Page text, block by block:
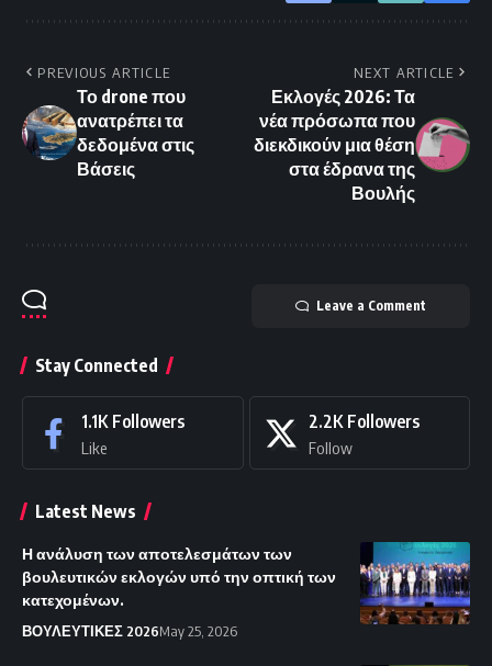
PREVIOUS ARTICLE
Το drone που
ανατρέπει τα
δεδομένα στις
Βάσεις
NEXT ARTICLE
Εκλογές 2026: Τα
νέα πρόσωπα που
διεκδικούν μια θέση
στα έδρανα της
Βουλής
Leave a Comment
Stay Connected
1.1K Followers
Like
2.2K Followers
Follow
Latest News
Η ανάλυση των αποτελεσμάτων των
βουλευτικών εκλογών υπό την οπτική των
κατεχομένων.
ΒΟΥΛΕΥΤΙΚΕΣ 2026May 25, 2026